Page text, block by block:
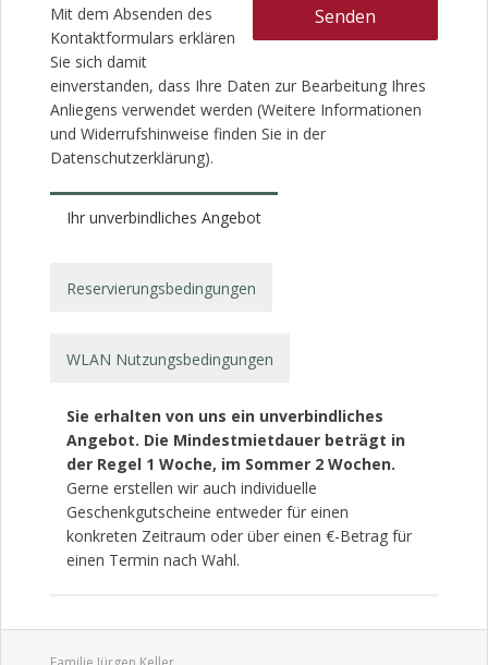
Mit dem Absenden des
Kontaktformulars erklären
Sie sich damit
einverstanden, dass Ihre Daten zur Bearbeitung Ihres
Anliegens verwendet werden (Weitere Informationen
und Widerrufshinweise finden Sie in der
Datenschutzerklärung).
Ihr unverbindliches Angebot
Reservierungsbedingungen
WLAN Nutzungsbedingungen
Sie erhalten von uns ein unverbindliches
Angebot. Die Mindestmietdauer beträgt in
der Regel 1 Woche, im Sommer 2 Wochen.
Gerne erstellen wir auch individuelle
Geschenkgutscheine entweder für einen
konkreten Zeitraum oder über einen €-Betrag für
einen Termin nach Wahl.